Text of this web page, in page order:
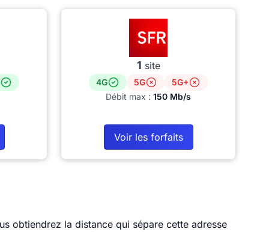
1 site
4G 5G
5G+
Débit max : 150 Mb/s
Voir les forfaits
obtiendrez la distance qui sépare cette adresse